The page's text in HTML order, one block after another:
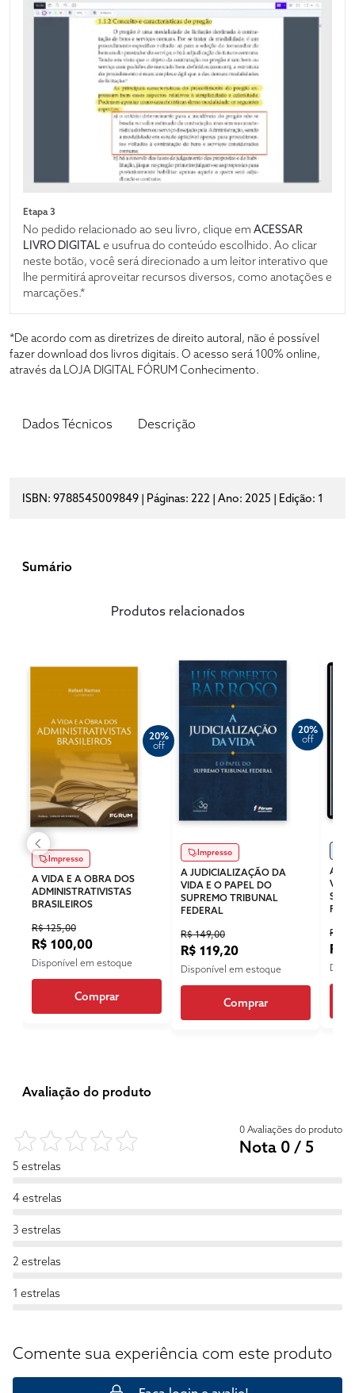
Etapa 3
No pedido relacionado ao seu livro, clique em ACESSAR
LIVRO DIGITALe usufrua do conteúdo escolhido. Ao clicar
neste botão, você será direcionado a um leitor interativo que
lhe permitirá aproveitar recursos diversos, como anotações e
marcações.*
*De acordo com as diretrizes de direito autoral, não é possível
fazer download dos livros digitais. O acesso será 100% online,
através da LOJA DIGITAL FÓRUM Conhecimento.
Dados Técnicos Descrição
ISBN: 9788545009849 | Páginas: 222 | Ano: 2025 | Edição: 1
Sumário
Produtos relacionados
20%
off
Impresso
A VIDA E A OBRA DOS
ADMINISTRATIVISTAS
BRASILEIROS
R$ 125,00
R$ 100,00
Disponível em estoque
Comprar
20%
off
Impresso
A JUDICIALIZAÇÃO DA
VIDA E O PAPEL DO
SUPREMO TRIBUNAL
FEDERAL
R$ 149,00
R$ 119,20
Disponível em estoque
Comprar
A
VIDA
R$
R$
Avaliação do produto
0 Avaliações do produto
Nota 0 / 5
5 estrelas
4 estrelas
3 estrelas
2 estrelas
1 estrelas
Comente sua experiência com este produto